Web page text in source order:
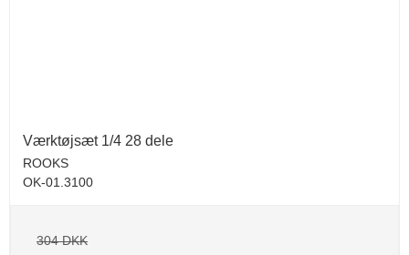
Værktøjsæt 1/4 28 dele
ROOKS
OK-01.3100
304 DKK